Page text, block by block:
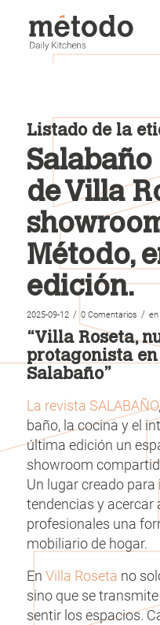
Listado de la
de Villa
Método,
edición.
2025-09-12 / 0 Comentarios / en
“Villa Roseta,
protagonista
Salabaño”
La revista SALABAÑO
baño, la cocina y el
última edición un
showroom
Un lugar creado
tendencias y acercar
profesionales una
mobiliario de hogar.
En Villa Roseta no
sino que se
sentir los espacios.